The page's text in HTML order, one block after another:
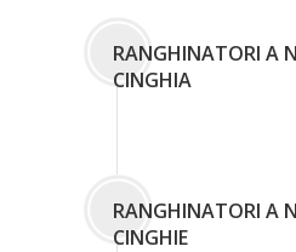
RANGHINATORI A
CINGHIA
RANGHINATORI A
CINGHIE